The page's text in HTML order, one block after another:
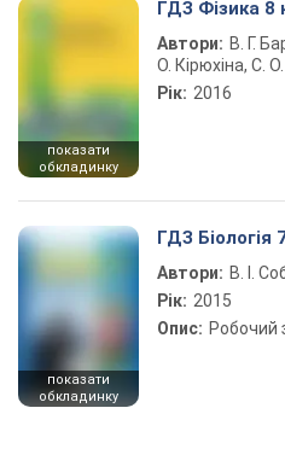
показати
обкладинку
ГДЗ Фізика 8
Автори: В. Г.
О. Кірюхіна, С.
Рік: 2016
показати
обкладинку
ГДЗ Біологія
Автори: В. І.
Рік: 2015
Опис: Робочий